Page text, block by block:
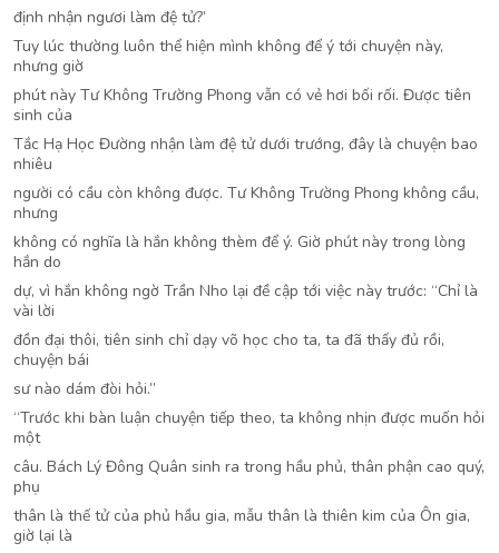
định nhận ngươi làm đệ tử?’
Tuy lúc thường luôn thể hiện mình không để ý tới chuyện này,
nhưng giờ
phút này Tư Không Trường Phong vẫn có vẻ hơi bối rối. Được tiên
sinh của
Tắc Hạ Học Đường nhận làm đệ tử dưới trướng, đây là chuyện bao
nhiêu
người có cầu còn không được. Tư Không Trường Phong không cầu,
nhưng
không có nghĩa là hắn không thèm để ý. Giờ phút này trong lòng
hắn do
dự, vì hắn không ngờ Trần Nho lại đề cập tới việc này trước: “Chỉ là
vài lời
đồn đại thôi, tiên sinh chỉ dạy võ học cho ta, ta đã thấy đủ rồi,
chuyện bái
sư nào dám đòi hỏi.”
“Trước khi bàn luận chuyện tiếp theo, ta không nhịn được muốn hỏi
một
câu. Bách Lý Đông Quân sinh ra trong hầu phủ, thân phận cao quý,
phụ
thân là thế tử của phủ hầu gia, mẫu thân là thiên kim của Ôn gia,
giờ lại là